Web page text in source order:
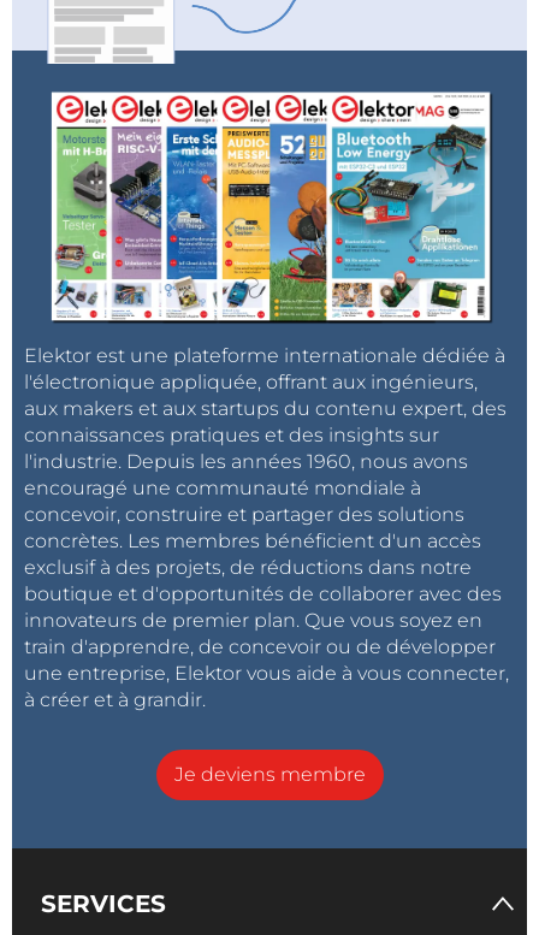
Elektor est une plateforme internationale dédiée à
l'électronique appliquée, offrant aux ingénieurs,
aux makers et aux startups du contenu expert, des
connaissances pratiques et des insights sur
l'industrie. Depuis les années 1960, nous avons
encouragé une communauté mondiale à
concevoir, construire et partager des solutions
concrètes. Les membres bénéficient d'un accès
exclusif à des projets, de réductions dans notre
boutique et d'opportunités de collaborer avec des
innovateurs de premier plan. Que vous soyez en
train d'apprendre, de concevoir ou de développer
une entreprise, Elektor vous aide à vous connecter,
à créer et à grandir.
Je deviens membre
SERVICES